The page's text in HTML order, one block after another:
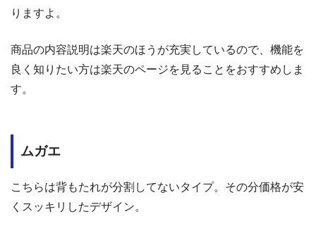
りますよ。
商品の内容説明は楽天のほうが充実しているので、機能を
良く知りたい方は楽天のページを見ることをおすすめしま
す。
ムガエ
こちらは背もたれが分割してないタイプ。その分価格が安
くスッキリしたデザイン。